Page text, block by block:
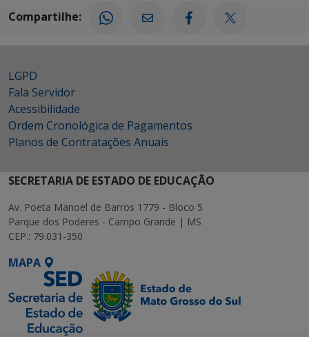
Compartilhe:
LGPD
Fala Servidor
Acessibilidade
Ordem Cronológica de Pagamentos
Planos de Contratações Anuais
SECRETARIA DE ESTADO DE EDUCAÇÃO
Av. Poeta Manoel de Barros 1779 - Bloco 5
Parque dos Poderes - Campo Grande | MS
CEP.: 79.031-350
MAPA